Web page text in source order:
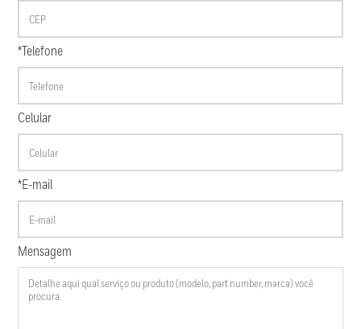
*Telefone
Celular
*E-mail
Mensagem